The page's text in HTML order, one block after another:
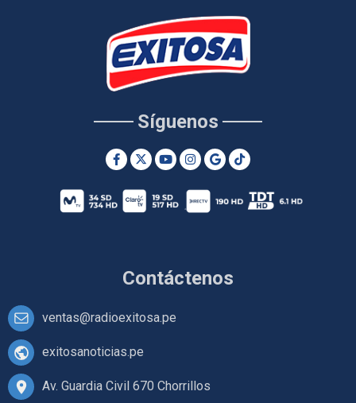
Contáctenos
ventas@radioexitosa.pe
exitosanoticias.pe
Av. Guardia Civil 670 Chorrillos
Síguenos